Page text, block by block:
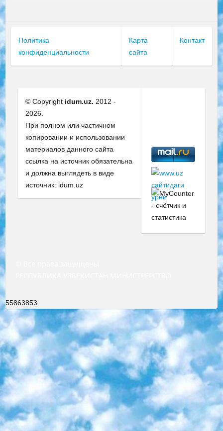
Политика
конфиденциальности
Карта
сайта
Контакт
© Copyright idum.uz. 2012 -
2026.
При полном или частичном
копировании и использовании
материалов данного сайта
ссылка на источник обязательна
и должна выглядеть в виде
источник: idum.uz
55863853